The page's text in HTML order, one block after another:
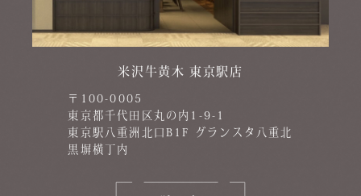
米沢牛黄木 東京駅店
〒100-0005
東京都千代田区丸の内1-9-1
東京駅八重洲北口B1F グランスタ八重北
黒塀横丁内